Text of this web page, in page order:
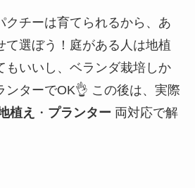
クチーは育てられるから、あ
て選ぼう！庭がある人は地植
もいいし、ベランダ栽培しか
ンターでOK👌 この後は、実際
植え ・ プランター 両対応で解